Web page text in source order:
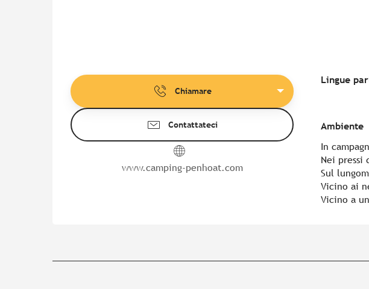
Chiamare
Contattateci
www.camping-penhoat.com
Lingue
Lingue
Ambiente
Ambiente
In
Nei pressi
Sul
Vicino ai
Vicino a